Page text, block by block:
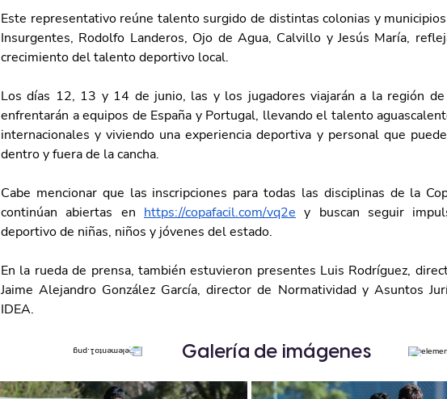
Este representativo reúne talento surgido de distintas colonias y
Insurgentes, Rodolfo Landeros, Ojo de Agua, Calvillo y Jesús María,
crecimiento del talento deportivo local.
Los días 12, 13 y 14 de junio, las y los jugadores viajarán a la región de
enfrentarán a equipos de España y Portugal, llevando el talento
internacionales y viviendo una experiencia deportiva y personal que
dentro y fuera de la cancha.
Cabe mencionar que las inscripciones para todas las disciplinas de la
continúan abiertas en https://copafacil.com/vq2e y buscan seguir
deportivo de niñas, niños y jóvenes del estado.
En la rueda de prensa, también estuvieron presentes Luis Rodríguez,
Jaime Alejandro González García, director de Normatividad y Asuntos
IDEA.
Galería de imágenes